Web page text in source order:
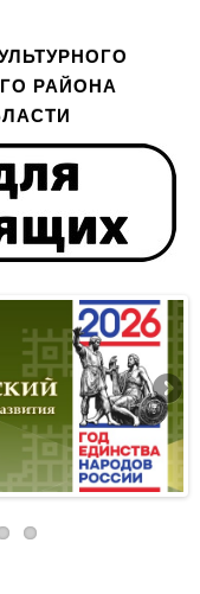
РАЙОНА